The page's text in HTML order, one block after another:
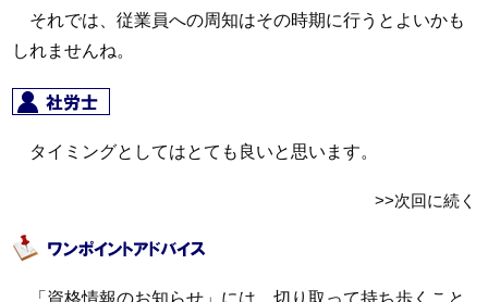
それでは、従業員への周知はその時期に行うとよいかも
しれませんね。
タイミングとしてはとても良いと思います。
>>次回に続く
「資格情報のお知らせ」には、切り取って持ち歩くこと